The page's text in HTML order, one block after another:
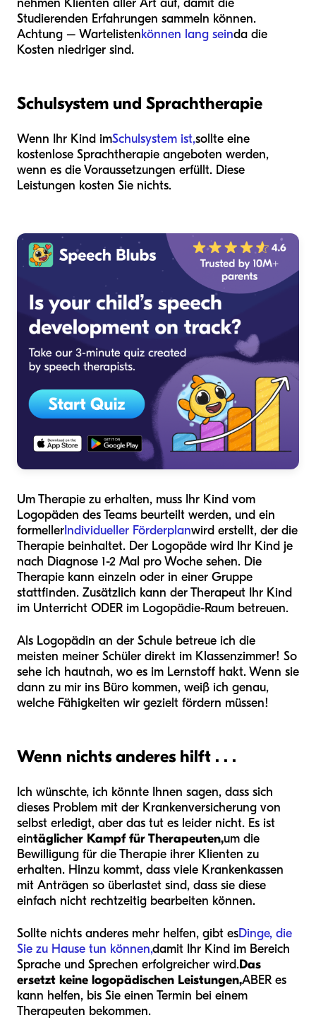
nehmen Klienten aller Art auf, damit die
Studierenden Erfahrungen sammeln können.
Achtung – Wartelistenkönnen lang seinda die
Kosten niedriger sind.
Schulsystem und Sprachtherapie
Wenn Ihr Kind imSchulsystem ist,sollte eine
kostenlose Sprachtherapie angeboten werden,
wenn es die Voraussetzungen erfüllt. Diese
Leistungen kosten Sie nichts.
Um Therapie zu erhalten, muss Ihr Kind vom
Logopäden des Teams beurteilt werden, und ein
formellerIndividueller Förderplanwird erstellt, der die
Therapie beinhaltet. Der Logopäde wird Ihr Kind je
nach Diagnose 1-2 Mal pro Woche sehen. Die
Therapie kann einzeln oder in einer Gruppe
stattfinden. Zusätzlich kann der Therapeut Ihr Kind
im Unterricht ODER im Logopädie-Raum betreuen.
Als Logopädin an der Schule betreue ich die
meisten meiner Schüler direkt im Klassenzimmer! So
sehe ich hautnah, wo es im Lernstoff hakt. Wenn sie
dann zu mir ins Büro kommen, weiß ich genau,
welche Fähigkeiten wir gezielt fördern müssen!
Wenn nichts anderes hilft . . .
Ich wünschte, ich könnte Ihnen sagen, dass sich
dieses Problem mit der Krankenversicherung von
selbst erledigt, aber das tut es leider nicht. Es ist
eintäglicher Kampf für Therapeuten,um die
Bewilligung für die Therapie ihrer Klienten zu
erhalten. Hinzu kommt, dass viele Krankenkassen
mit Anträgen so überlastet sind, dass sie diese
einfach nicht rechtzeitig bearbeiten können.
Sollte nichts anderes mehr helfen, gibt esDinge, die
Sie zu Hause tun können,damit Ihr Kind im Bereich
Sprache und Sprechen erfolgreicher wird.Das
ersetzt keine logopädischen Leistungen,ABER es
kann helfen, bis Sie einen Termin bei einem
Therapeuten bekommen.